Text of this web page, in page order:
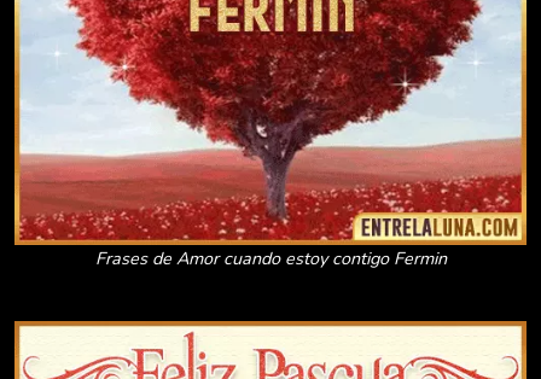
Frases de Amor cuando estoy contigo Fermin